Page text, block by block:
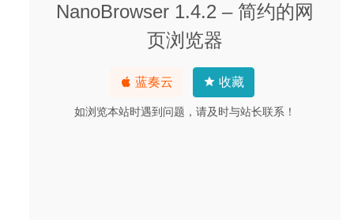
NanoBrowser 1.4.2 – 简约的网
页浏览器
蓝奏云 收藏
如浏览本站时遇到问题，请及时与站长联系！
Jump Desktop 8.5.10 – 远程桌面连接工具 2020-04-24
Adobe After Effects 2020 17.0.6 (免激活版) 中文版-视频合
Aiseesoft Mac Screen Recorder 2.2.72 中文版-优秀的屏幕
录像截图工具 2026-04-27